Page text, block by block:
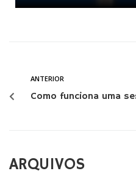
ANTERIOR
Como funciona uma
ARQUIVOS